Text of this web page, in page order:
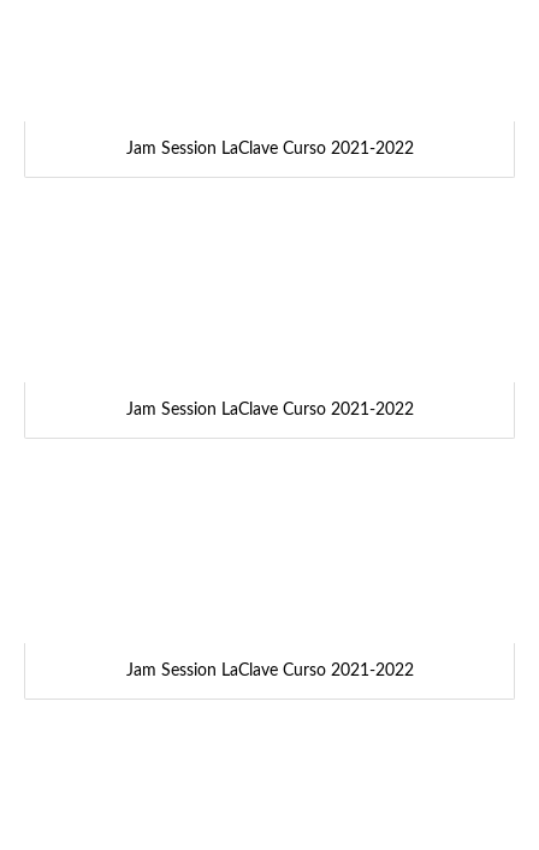
Jam Session LaClave Curso 2021-2022
Jam Session LaClave Curso 2021-2022
Jam Session LaClave Curso 2021-2022